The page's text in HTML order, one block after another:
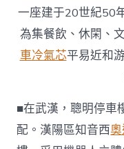
一座建于20世紀50
為集餐飲、休閑、
車冷氣芯平易近和
■在武漢，聰明停車
配。漢陽區知音西